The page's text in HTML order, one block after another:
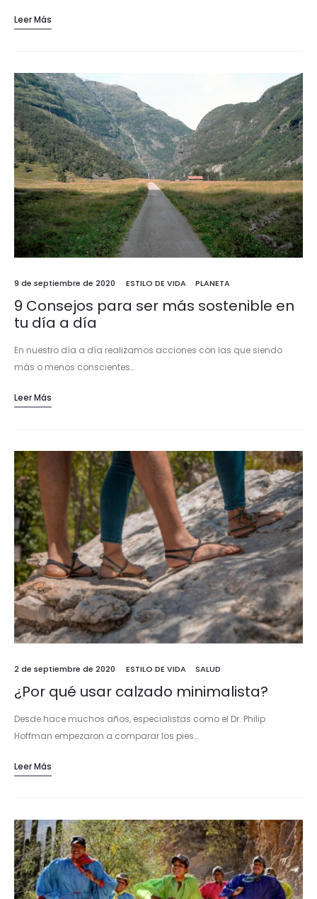
Leer Más
9 de septiembre de 2020 ESTILO DE VIDA PLANETA
9 Consejos para ser más sostenible en
tu día a día
En nuestro día a día realizamos acciones con las que siendo
más o menos conscientes…
Leer Más
2 de septiembre de 2020 ESTILO DE VIDA SALUD
¿Por qué usar calzado minimalista?
Desde hace muchos años, especialistas como el Dr. Philip
Hoffman empezaron a comparar los pies…
Leer Más